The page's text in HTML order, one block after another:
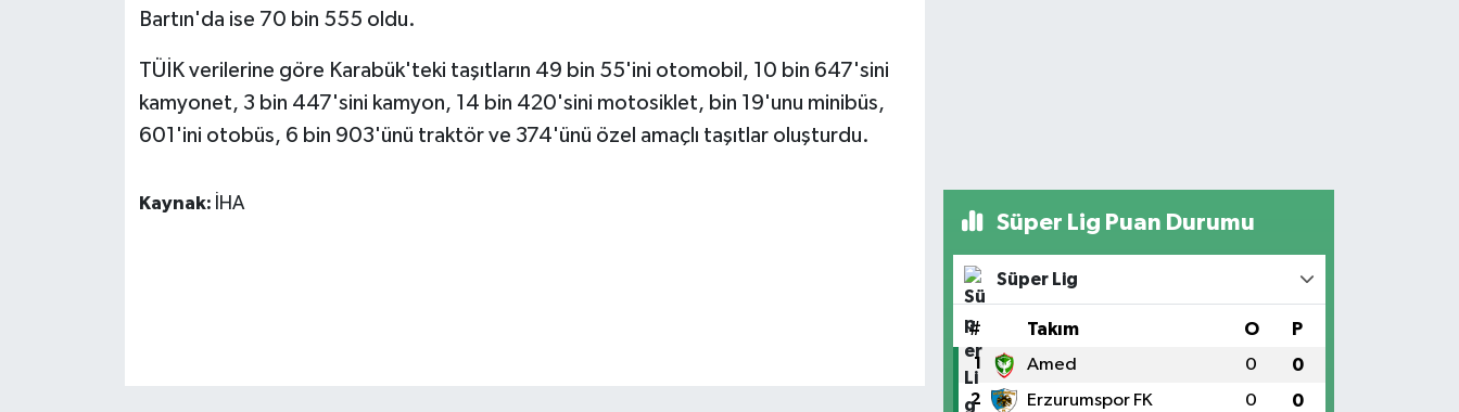
Bartın'da ise 70 bin 555 oldu.
TÜİK verilerine göre Karabük'teki taşıtların 49 bin 55'ini otomobil, 10 bin 647'sini
kamyonet, 3 bin 447'sini kamyon, 14 bin 420'sini motosiklet, bin 19'unu minibüs,
601'ini otobüs, 6 bin 903'ünü traktör ve 374'ünü özel amaçlı taşıtlar oluşturdu.
Kaynak: İHA
Süper Lig Puan Durumu
Süper Lig
# Takım O P
1 Amed 0 0
2 Erzurumspor FK 0 0
Jandarma
KÜLTÜR SANAT